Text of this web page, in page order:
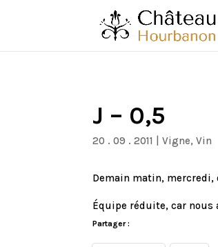
J – 0,5
20 . 09 . 2011 |Vigne,Vin
Demain matin, mercredi,
Équipe réduite, car nous
Partager :